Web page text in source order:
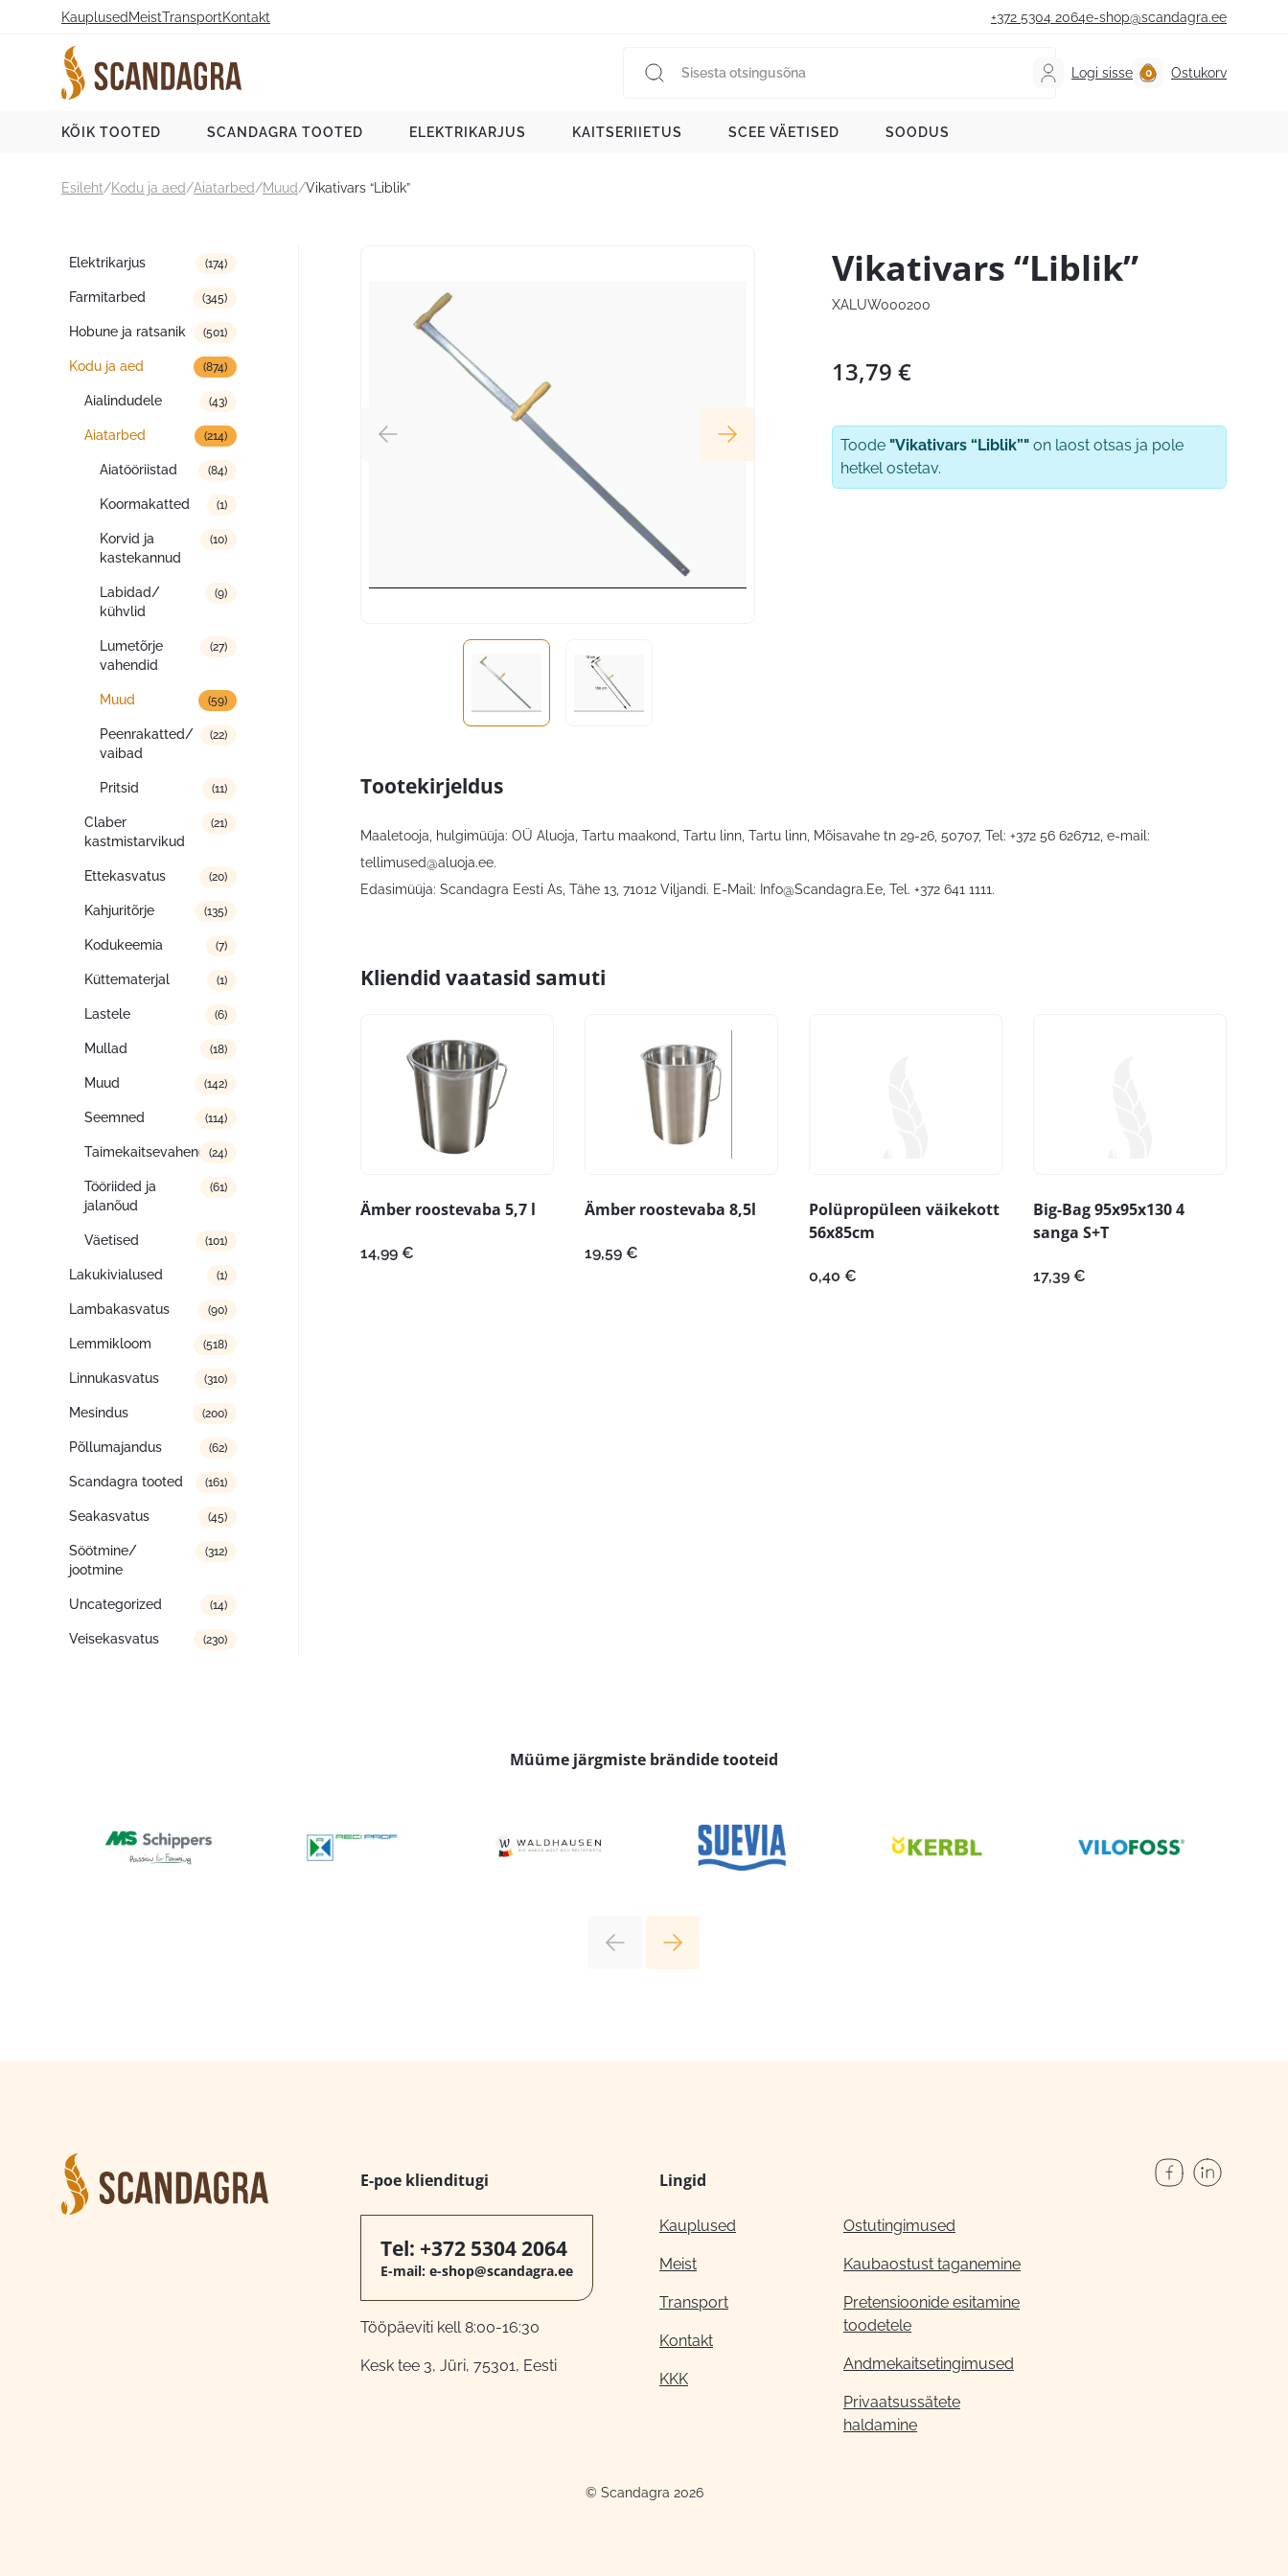
Kauplused MeistTransportKontakt +372 5304 2064e-shop@scandagra.ee
Logi sisse Ostukorv
KÕIK TOOTED SCANDAGRA TOOTED ELEKTRIKARJUS KAITSERIIETUS SCEE VÄETISED SOODUS
Esileht/Kodu ja aed/Aiatarbed/Muud/Vikativars “Liblik”
Tootekategooriad
Elektrikarjus (174)
Farmitarbed (345)
Hobune ja ratsanik (501)
Kodu ja aed (874)
Aialindudele (43)
Aiatarbed (214)
Aiatööriistad (84)
Koormakatted (1)
Korvid ja
kastekannud
(10)
Labidad/
kühvlid
(9)
Lumetõrje
vahendid
(27)
Muud (59)
Peenrakatted/
vaibad
(22)
Pritsid (11)
Claber
kastmistarvikud
(21)
Ettekasvatus (20)
Kahjuritõrje (135)
Kodukeemia (7)
Küttematerjal (1)
Lastele (6)
Mullad (18)
Muud (142)
Seemned (114)
Taimekaitsevahendid(24)
Tööriided ja
jalanõud
(61)
Väetised (101)
Lakukivialused (1)
Lambakasvatus (90)
Lemmikloom (518)
Linnukasvatus (310)
Mesindus (200)
Põllumajandus (62)
Scandagra tooted (161)
Seakasvatus (45)
Söötmine/
jootmine
(312)
Uncategorized (14)
Veisekasvatus (230)
Vikativars “Liblik”
XALUW000200
13,79 €
Toode "Vikativars “Liblik”" on laost otsas ja pole
hetkel ostetav.
Tootekirjeldus
Maaletooja, hulgimüüja: OÜ Aluoja, Tartu maakond, Tartu linn, Tartu linn, Mõisavahe tn 29-26, 50707, Tel: +372 56 626712, e-mail:
tellimused@aluoja.ee.
Edasimüüja: Scandagra Eesti As, Tähe 13, 71012 Viljandi. E-Mail: Info@Scandagra.Ee , Tel. +372 641 1111.
Kliendid vaatasid samuti
Ämber roostevaba 5,7 l
14,99 €
Ämber roostevaba 8,5l
19,59 €
Polüpropüleen väikekott
56x85cm
0,40 €
Big-Bag 95x95x130 4
sanga S+T
17,39 €
Müüme järgmiste brändide tooteid
E-poe klienditugi
Tel: +372 5304 2064
E-mail: e-shop@scandagra.ee
Tööpäeviti kell 8:00-16:30
Kesk tee 3, Jüri, 75301, Eesti
Lingid
Kauplused
Meist
Transport
Kontakt
KKK
Ostutingimused
Kaubaostust taganemine
Pretensioonide esitamine
toodetele
Andmekaitsetingimused
Privaatsussätete
haldamine
© Scandagra 2026